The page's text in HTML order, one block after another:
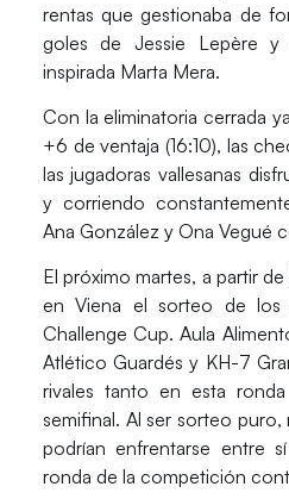
rentas que gestionaba de
goles deJessie Lepère y
inspirada Marta Mera.
Con la eliminatoria cerrada
+6 de ventaja (16:10), las
las jugadoras vallesanas
y corriendo
Ana González y Ona Vegué
El próximomartes, a partir de
en Viena el sorteo de los
Challenge Cup. Aula
Atlético Guardés y KH-7
rivales tanto en esta
semifinal. Al ser sorteo
podrían enfrentarse entre
ronda de la competición